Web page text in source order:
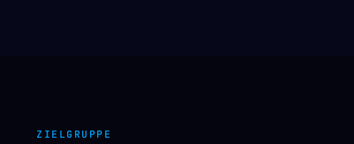
ZIELGRUPPE